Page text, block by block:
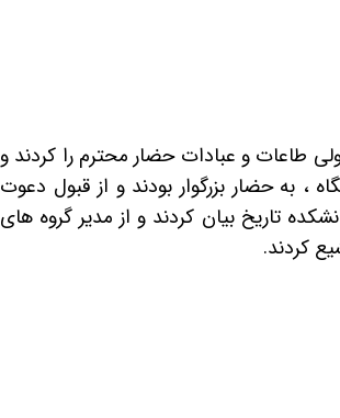
طاعات و عبادات حضار محترم را کردند و
به حضار بزرگوار بودند و از قبول دعوت
تاریخ بیان کردند و از مدیر گروه های
کردند.